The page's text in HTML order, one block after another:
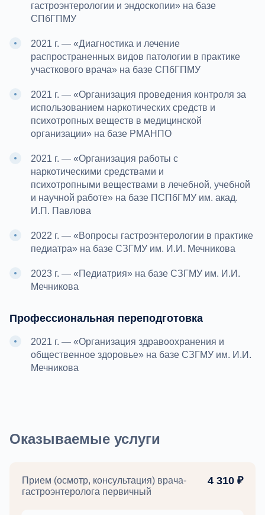
гастроэнтерологии и эндоскопии» на базе
СПбГПМУ
2021 г. — «Диагностика и лечение
распространенных видов патологии в практике
участкового врача» на базе СПбГПМУ
2021 г. — «Организация проведения контроля за
использованием наркотических средств и
психотропных веществ в медицинской
организации» на базе РМАНПО
2021 г. — «Организация работы с
наркотическими средствами и
психотропными веществами в лечебной, учебной
и научной работе» на базе ПСПбГМУ им. акад.
И.П. Павлова
2022 г. — «Вопросы гастроэнтерологии в практике
педиатра» на базе СЗГМУ им. И.И. Мечникова
2023 г. — «Педиатрия» на базе СЗГМУ им. И.И.
Мечникова
Профессиональная переподготовка
2021 г. — «Организация здравоохранения и
общественное здоровье» на базе СЗГМУ им. И.И.
Мечникова
Оказываемые услуги
Прием (осмотр, консультация) врача-
гастроэнтеролога первичный
4 310 ₽